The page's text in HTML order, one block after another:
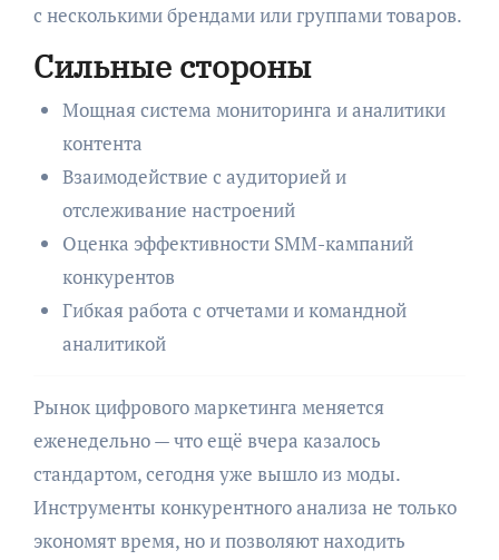
с несколькими брендами или группами товаров.
Сильные стороны
Мощная система мониторинга и аналитики
контента
Взаимодействие с аудиторией и
отслеживание настроений
Оценка эффективности SMM-кампаний
конкурентов
Гибкая работа с отчетами и командной
аналитикой
Рынок цифрового маркетинга меняется
еженедельно — что ещё вчера казалось
стандартом, сегодня уже вышло из моды.
Инструменты конкурентного анализа не только
экономят время, но и позволяют находить